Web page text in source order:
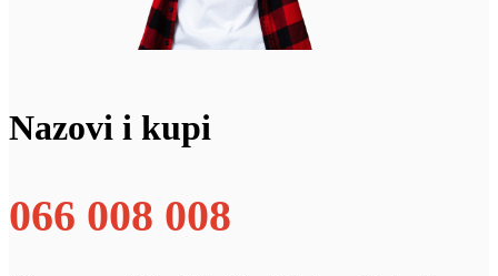
Nazovi i kupi
066 008 008